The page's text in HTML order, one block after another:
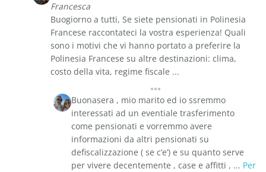
Francesca
Buogiorno a tutti, Se siete pensionati in Polinesia
Francese raccontateci la vostra esperienza! Quali
sono i motivi che vi hanno portato a preferire la
Polinesia Francese su altre destinazioni: clima,
costo della vita, regime fiscale ...
Buonasera , mio marito ed io ssremmo
interessati ad un eventiale trasferimento
come pensionati e vorremmo avere
informazioni da altri pensionati su
defiscalizzazione ( se c’e’) e su quanto serve
per vivere decentemente , case e affitti , ... Per